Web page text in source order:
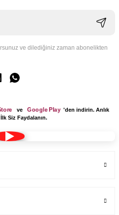
ve dilediğiniz zaman abonelikten
ve Google Play 'den indirin. Anlık
Siz Faydalanın.